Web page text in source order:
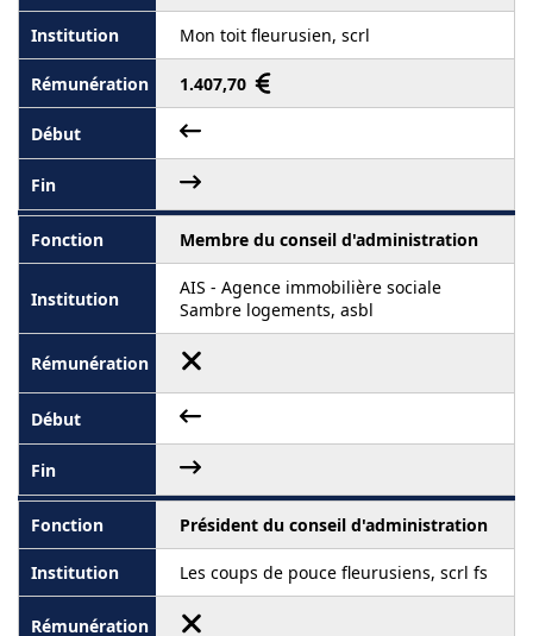
Mon toit fleurusien, scrl
1.407,70
Membre du conseil d'administration
AIS - Agence immobilière sociale
Sambre logements, asbl
Président du conseil d'administration
Les coups de pouce fleurusiens, scrl fs